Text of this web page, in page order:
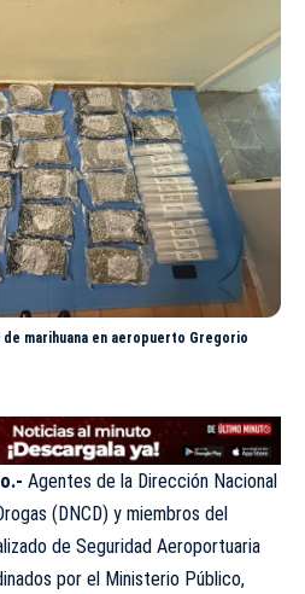
de marihuana en aeropuerto Gregorio
Agentes de la Dirección Nacional
(DNCD) y miembros del
de Seguridad Aeroportuaria
por el Ministerio Público,